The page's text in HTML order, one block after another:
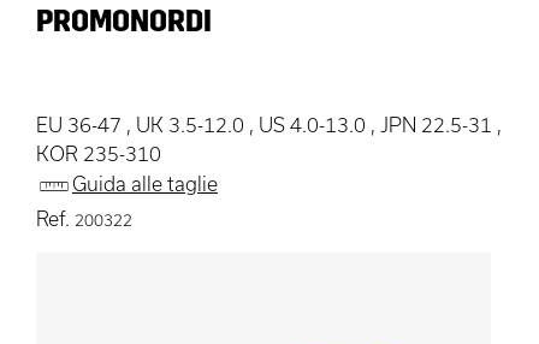
PROMONORDI
EU 36-47 , UK 3.5-12.0 , US 4.0-13.0 , JPN 22.5-31 ,
KOR 235-310
Guida alle taglie
Ref. 200322